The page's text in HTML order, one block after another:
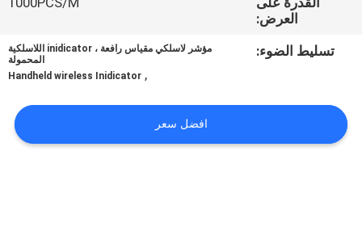
اطلب
العرض:
تسليط الضوء:
مؤشر لاسلكي مقياس رافعة ، inidicator اللاسلكية
المحمولة
,
Handheld wireless Inidicator
افضل سعر